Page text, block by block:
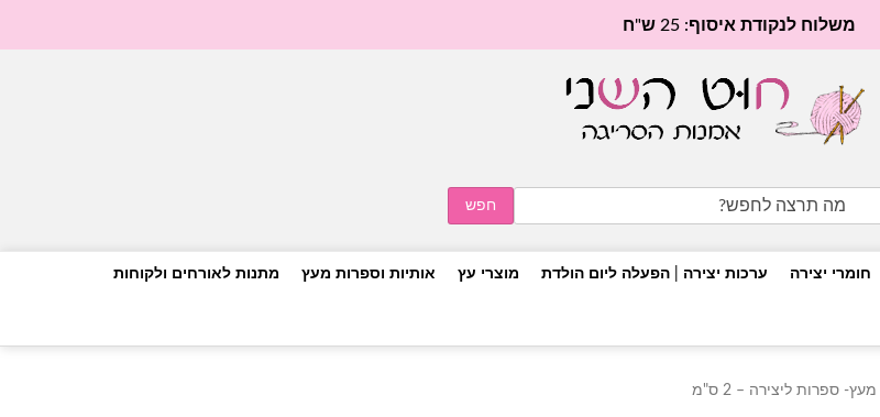
משלוח לנקודת איסוף: 25 ש"ח
חומרי יצירה ערכות יצירה | הפעלה ליום הולדת מוצרי עץ אותיות וספרות מעץ מתנות לאורחים ולקוחות
ספרות ליצירה – 2 ס"מ